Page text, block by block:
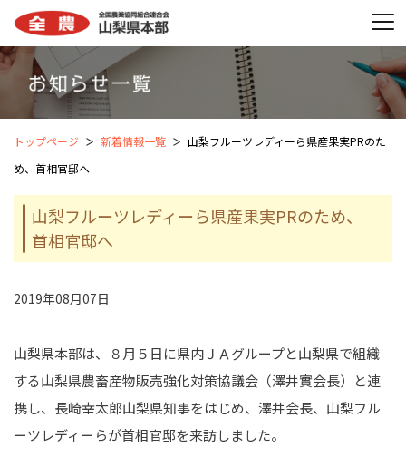
トップページ 新着情報一覧
山梨フルーツレディーら県産果実PRのた
め、首相官邸へ
山梨フルーツレディーら県産果実PRのため、
首相官邸へ
2019年08月07日
山梨県本部は、８月５日に県内ＪＡグループと山梨県で組織
する山梨県農畜産物販売強化対策協議会（澤井實会長）と連
携し、長崎幸太郎山梨県知事をはじめ、澤井会長、山梨フル
ーツレディーらが首相官邸を来訪しました。